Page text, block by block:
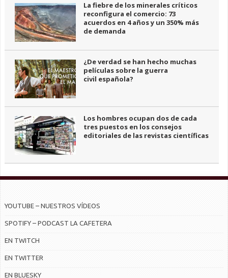
La fiebre de los minerales críticos
reconfigura el comercio: 73
acuerdos en 4 años y un 350% más
de demanda
¿De verdad se han hecho muchas
películas sobre la guerra
civil española?
Los hombres ocupan dos de cada
tres puestos en los consejos
editoriales de las revistas científicas
YOUTUBE – NUESTROS VÍDEOS
SPOTIFY – PODCAST LA CAFETERA
EN TWITCH
EN TWITTER
EN BLUESKY